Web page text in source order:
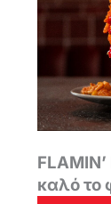
καλό το